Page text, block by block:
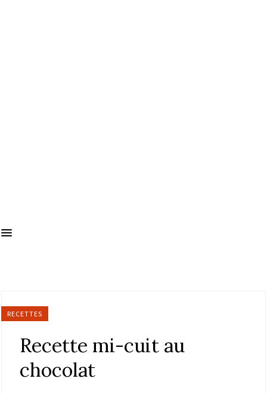
RECETTES
Recette mi-cuit au
chocolat